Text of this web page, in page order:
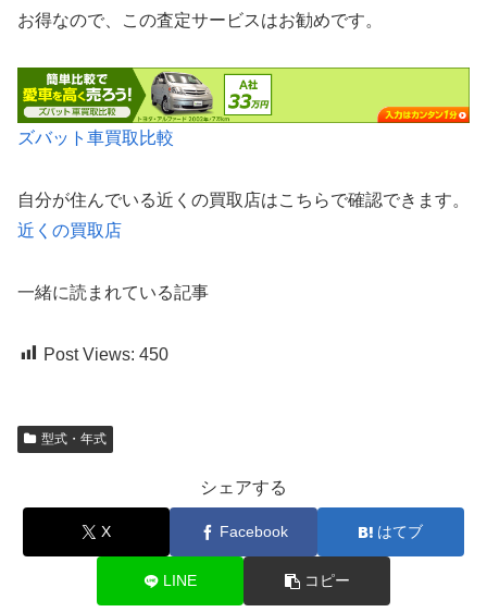
お得なので、この査定サービスはお勧めです。
ズバット車買取比較
自分が住んでいる近くの買取店はこちらで確認できます。
近くの買取店
一緒に読まれている記事
Post Views: 450
型式・年式
シェアする
X Facebook はてブ
LINE コピー